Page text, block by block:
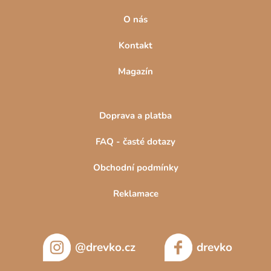
Objevte i další dřevěné dekorace
O nás
Kontakt
Magazín
Doprava a platba
FAQ - časté dotazy
Obchodní podmínky
Reklamace
@drevko.cz drevko